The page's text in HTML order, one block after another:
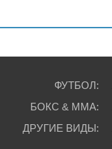
ФУТБОЛ:
БОКС & ММА:
ДРУГИЕ ВИДЫ: